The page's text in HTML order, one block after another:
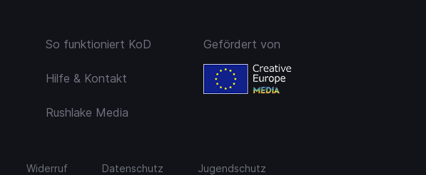
So funktioniert KoD
Hilfe & Kontakt
Rushlake Media
Gefördert von
Widerruf Datenschutz Jugendschutz